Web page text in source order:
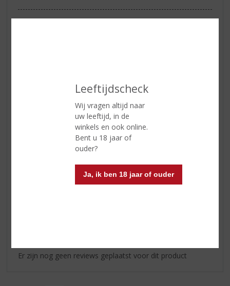
Leeftijdscheck
Wij vragen altijd naar
uw leeftijd, in de
winkels en ook online.
Bent u 18 jaar of
ouder?
Ja, ik ben 18 jaar of ouder
Alcoholpercentage
57% vol
Geel fruit, specerijen, peper en
nootmuskaat en anijs.
Levendig en elegant. Honing,
Lange rijke kruidige afdronk,
kruidnagel en steranijs.
Er zijn nog geen reviews geplaatst voor dit product